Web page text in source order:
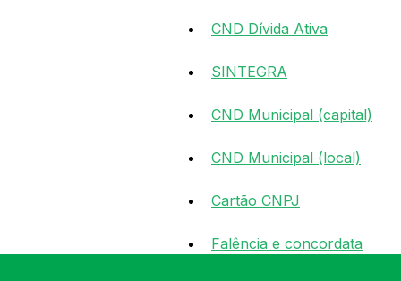
CND Dívida Ativa
SINTEGRA
CND Municipal (capital)
CND Municipal (local)
Cartão CNPJ
Falência e concordata